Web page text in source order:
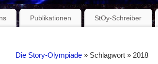
Publikationen StOy-Schreiber
Die Story-Olympiade » Schlagwort » 2018